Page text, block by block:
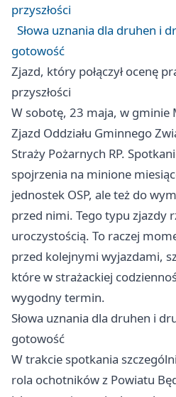
przyszłości
Słowa uznania dla druhen i
gotowość
Zjazd, który połączył ocenę
przyszłości
W sobotę, 23 maja, w gminie
Zjazd Oddziału Gminnego
Straży Pożarnych RP.
spojrzenia na minione
jednostek OSP, ale też do
przed nimi. Tego typu zjazdy
uroczystością. To raczej
przed kolejnymi wyjazdami,
które w strażackiej
wygodny termin.
Słowa uznania dla druhen i
gotowość
W trakcie spotkania
rola ochotników z Powiatu